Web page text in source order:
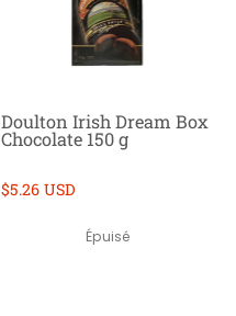
Doulton Irish Dream Box
Chocolate 150 g
$5.26 USD
Épuisé